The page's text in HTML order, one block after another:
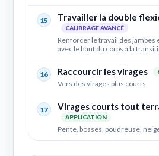
15 Travailler la double
CALIBRAGE AVANCÉ
Renforcer le travail des jambes
avec le haut du corps à la
16 Raccourcir les virages
Vers des virages plus courts.
17 Virages courts tout
APPLICATION
Pente, bosses, poudreuse,